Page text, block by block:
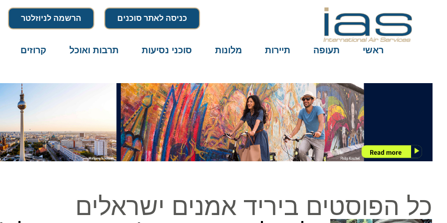
כניסה לאתר סוכנים הרשמה לניוזלטר
ראשי תעופה תיירות מלונות סוכני נסיעות תרבות ואוכל קרוזים
כל הפוסטים ביריד אמנים ישראלים